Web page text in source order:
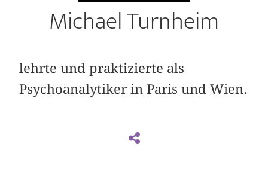
Michael Turnheim
lehrte und praktizierte als
Psychoanalytiker in Paris und Wien.